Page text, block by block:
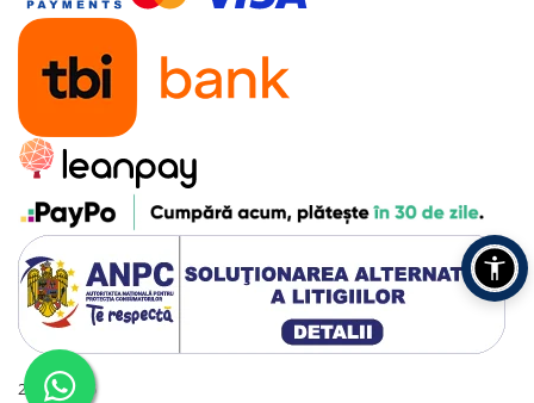
Uscătoare Haine
Lăzi Frigorifice
Coșuri de gunoi
INGRIJIRE PERSONALA
Uscătoare de Păr
Plăci de Îndreptat Părul
SPA
CASA, GRADINA SI BRICOLAJ
Sigurante inteligente
Camere de supraveghere
Climatizare
2016 - 2026